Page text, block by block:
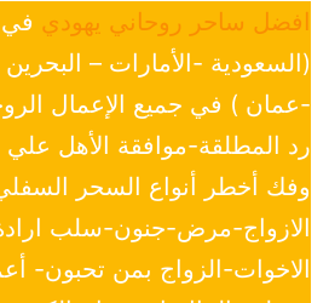
افضل ساحر روحاني يهودي في
(السعودية -الأمارات –
-عمان ) في جميع الإعمال
رد المطلقة-موافقة الأهل
وفك أخطر أنواع السحر
الازواج-مرض-جنون-سلب
الاخوات-الزواج بمن تحبون-